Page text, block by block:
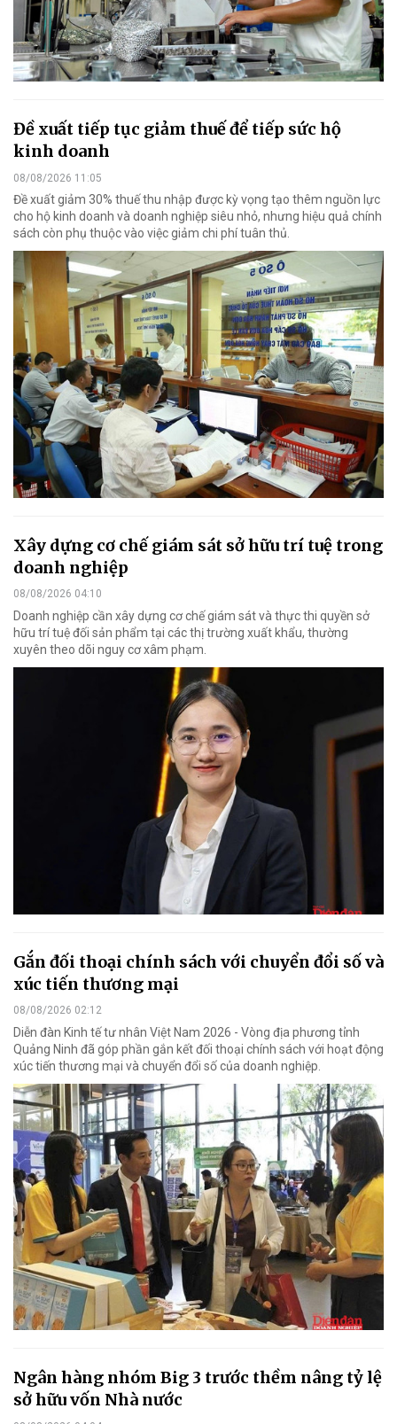
Đề xuất tiếp tục giảm thuế để tiếp sức hộ
kinh doanh
08/08/2026 11:05
Đề xuất giảm 30% thuế thu nhập được kỳ vọng tạo thêm nguồn lực
cho hộ kinh doanh và doanh nghiệp siêu nhỏ, nhưng hiệu quả chính
sách còn phụ thuộc vào việc giảm chi phí tuân thủ.
Xây dựng cơ chế giám sát sở hữu trí tuệ trong
doanh nghiệp
08/08/2026 04:10
Doanh nghiệp cần xây dựng cơ chế giám sát và thực thi quyền sở
hữu trí tuệ đối sản phẩm tại các thị trường xuất khẩu, thường
xuyên theo dõi nguy cơ xâm phạm.
Gắn đối thoại chính sách với chuyển đổi số và
xúc tiến thương mại
08/08/2026 02:12
Diễn đàn Kinh tế tư nhân Việt Nam 2026 - Vòng địa phương tỉnh
Quảng Ninh đã góp phần gắn kết đối thoại chính sách với hoạt động
xúc tiến thương mại và chuyển đổi số của doanh nghiệp.
Ngân hàng nhóm Big 3 trước thềm nâng tỷ lệ
sở hữu vốn Nhà nước